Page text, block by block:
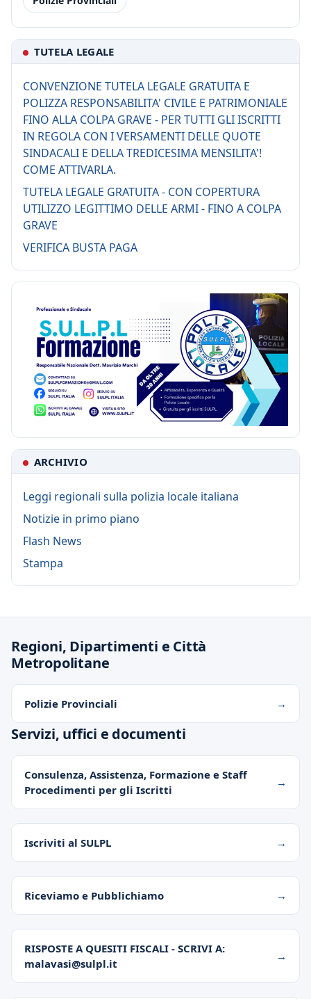
TUTELA LEGALE
CONVENZIONE TUTELA LEGALE GRATUITA E
POLIZZA RESPONSABILITA' CIVILE E PATRIMONIALE
FINO ALLA COLPA GRAVE - PER TUTTI GLI ISCRITTI
IN REGOLA CON I VERSAMENTI DELLE QUOTE
SINDACALI E DELLA TREDICESIMA MENSILITA'!
COME ATTIVARLA.
TUTELA LEGALE GRATUITA - CON COPERTURA
UTILIZZO LEGITTIMO DELLE ARMI - FINO A COLPA
GRAVE
VERIFICA BUSTA PAGA
ARCHIVIO
Leggi regionali sulla polizia locale italiana
Notizie in primo piano
Flash News
Stampa
Regioni, Dipartimenti e Città
Metropolitane
Polizie Provinciali
Servizi, uffici e documenti
Consulenza, Assistenza, Formazione e Staff
Procedimenti per gli Iscritti
Iscriviti al SULPL
Riceviamo e Pubblichiamo
RISPOSTE A QUESITI FISCALI - SCRIVI A:
malavasi@sulpl.it